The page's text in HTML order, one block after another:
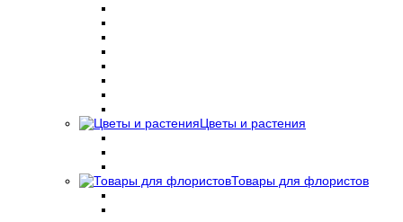
Цветы и растения
Товары для флористов